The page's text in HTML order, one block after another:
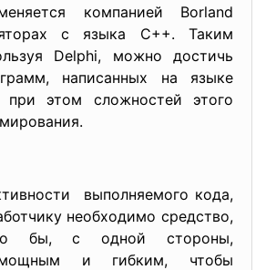
компанией Borland
с языка C++. Таким
Delphi, можно достичь
написанных на языке
при этом сложностей этого
выполняемого кода,
необходимо средство,
бы, с одной стороны,
мощным и гибким, чтобы